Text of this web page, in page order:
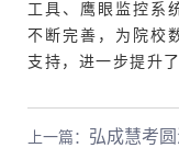
工具、鹰眼监控系
不断完善，为院校
支持，进一步提升
上一篇：